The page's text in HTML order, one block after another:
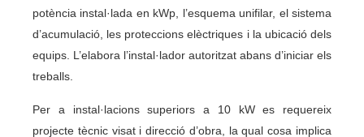
potència instal·lada en kWp, l’esquema unifilar, el sistema
d’acumulació, les proteccions elèctriques i la ubicació dels
equips. L’elabora l’instal·lador autoritzat abans d’iniciar els
treballs.
Per a instal·lacions superiors a 10 kW es requereix
projecte tècnic visat i direcció d’obra, la qual cosa implica